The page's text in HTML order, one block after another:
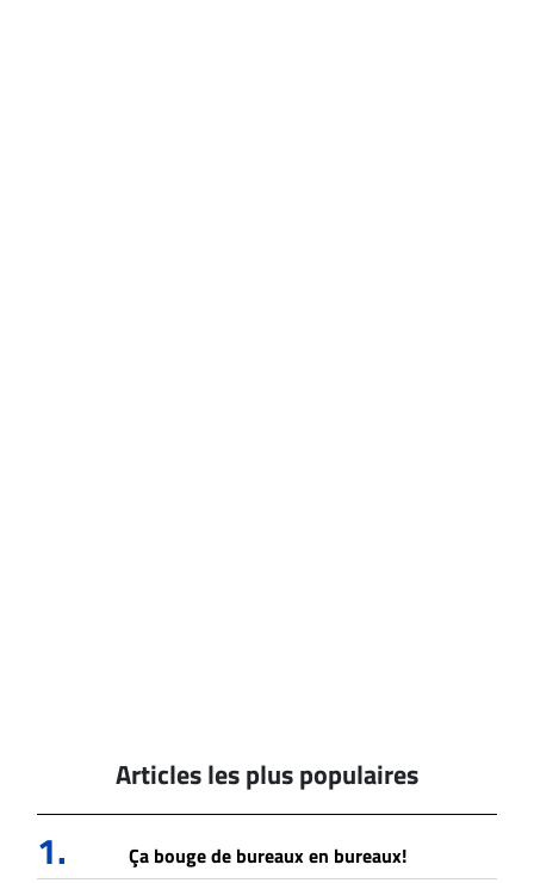
Articles les plus populaires
1. Ça bouge de bureaux en bureaux!